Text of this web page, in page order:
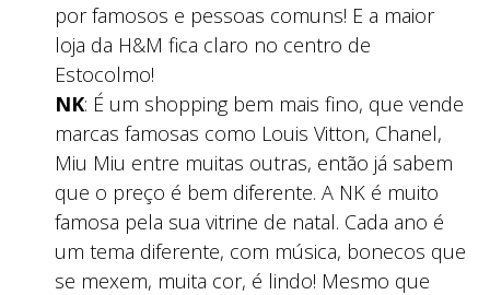
por famosos e pessoas comuns! E a maior
loja da H&M fica claro no centro de
Estocolmo!
NK: É um shopping bem mais fino, que vende
marcas famosas como Louis Vitton, Chanel,
Miu Miu entre muitas outras, então já sabem
que o preço é bem diferente. A NK é muito
famosa pela sua vitrine de natal. Cada ano é
um tema diferente, com música, bonecos que
se mexem, muita cor, é lindo! Mesmo que